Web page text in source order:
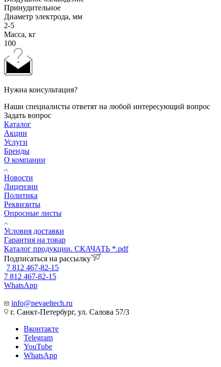
Принудительное
Диаметр электрода, мм
2-5
Масса, кг
100
Нужна консультация?
Наши специалисты ответят на любой интересующий вопрос
Задать вопрос
Каталог
Акции
Услуги
Бренды
О компании
Новости
Лицензии
Политика
Реквизиты
Опросные листы
Условия доставки
Гарантия на товар
Каталог продукции. СКАЧАТЬ *.pdf
Подписаться на рассылку
7 812 467-82-15
7 812 467-82-15
WhatsApp
info@nevaeltech.ru
г. Санкт-Петербург, ул. Салова 57/3
Вконтакте
Telegram
YouTube
WhatsApp